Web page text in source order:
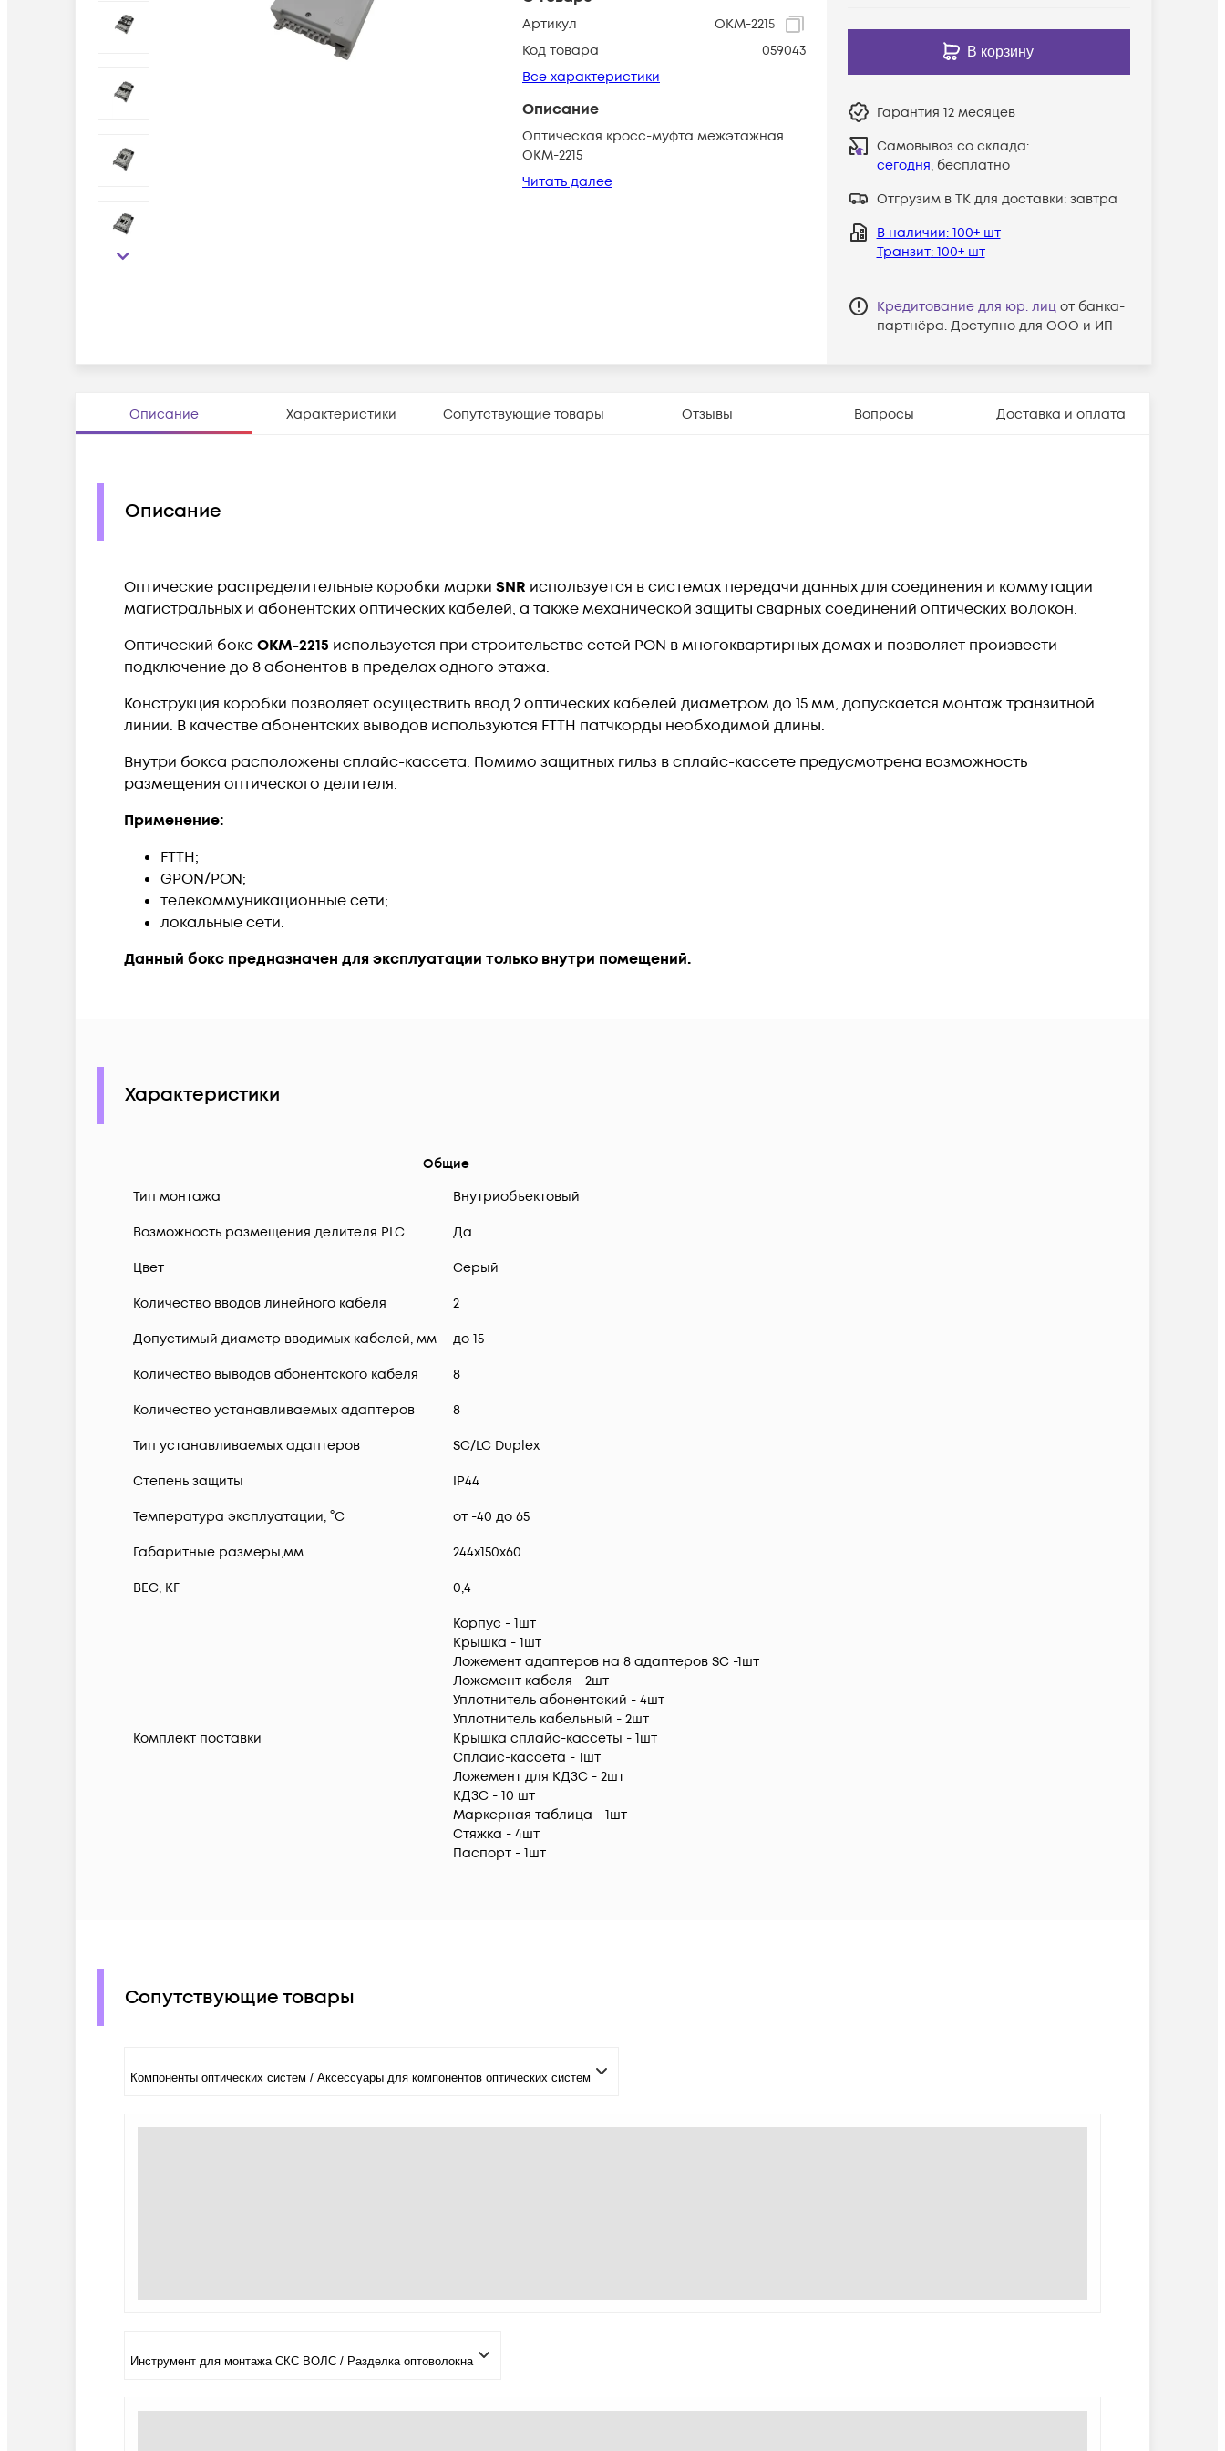
Артикул
ОКМ-2215
Код товара
059043
Все характеристики
Описание
Оптическая кросс-муфта межэтажная
ОКМ-2215
Читать далее
В корзину
Гарантия 12 месяцев
Самовывоз со склада:
сегодня, бесплатно
Отгрузим в ТК для доставки: завтра
В наличии: 100+ шт
Транзит: 100+ шт
Кредитование для юр. лиц от банка-
партнёра. Доступно для ООО и ИП
Описание Характеристики Сопутствующие товары Отзывы Вопросы Доставка и оплата
Описание
Оптические распределительные коробки марки SNR используется в системах передачи данных для соединения и коммутации
магистральных и абонентских оптических кабелей, а также механической защиты сварных соединений оптических волокон.
Оптический боксОКМ-2215 используется при строительстве сетей PON в многоквартирных домах и позволяет произвести
подключение до 8 абонентов в пределах одного этажа.
Конструкция коробки позволяет осуществить ввод 2 оптических кабелей диаметром до 15 мм, допускается монтаж транзитной
линии. В качестве абонентских выводов используются FTTH патчкорды необходимой длины.
Внутри бокса расположены сплайс-кассета. Помимо защитных гильз в сплайс-кассете предусмотрена возможность
размещения оптического делителя.
Применение:
FTTH;
GPON/PON;
телекоммуникационные сети;
локальные сети.
Данный бокс предназначен для эксплуатации только внутри помещений.
Характеристики
Общие
Тип монтажа
Внутриобъектовый
Возможность размещения делителя PLC Да
Цвет Серый
Количество вводов линейного кабеля 2
Допустимый диаметр вводимых кабелей, мм до 15
Количество выводов абонентского кабеля 8
Количество устанавливаемых адаптеров 8
Тип устанавливаемых адаптеров SC/LC Duplex
Степень защиты IP44
Температура эксплуатации, °C от -40 до 65
Габаритные размеры,мм 244х150х60
ВЕС, КГ 0,4
Комплект поставки
Корпус - 1шт
Крышка - 1шт
Ложемент адаптеров на 8 адаптеров SC -1шт
Ложемент кабеля - 2шт
Уплотнитель абонентский - 4шт
Уплотнитель кабельный - 2шт
Крышка сплайс-кассеты - 1шт
Сплайс-кассета - 1шт
Ложемент для КДЗС - 2шт
КДЗС - 10 шт
Маркерная таблица - 1шт
Стяжка - 4шт
Паспорт - 1шт
Сопутствующие товары
Компоненты оптических систем / Аксессуары для компонентов оптических систем
Инструмент для монтажа СКС ВОЛС / Разделка оптоволокна